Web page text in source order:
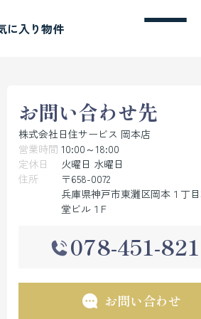
に入り物件
お問い合わせ先
株式会社日住サービス 岡本店
営業時間 10:00～18:00
定休日
火曜日 水曜日
住所
〒658-0072
兵庫県神戸市東灘区岡本１丁
堂ビル１F
078-451-
お問い合わせ